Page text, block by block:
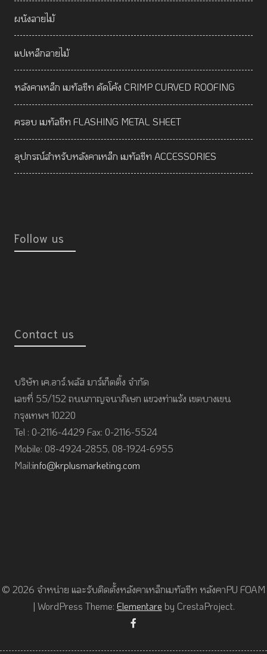
ผนังลายไม้
แปเหล็กลายไม้
หลังคาเหล็ก เมทัลชีท ดัดโค้ง CRIMP CURVED ROOFING
ครอบ เมทัลชีท FLASHING METAL SHEET
อุปกรณ์สำหรับหลังคาเหล็ก เมทัลชีท ACCESSORIES
Follow us
Contact us
บริษัท เค.อาร์.พลัส มาร์เก็ตติ้ง จำกัด
เลขที่ 55/152 ถนนกาญจนาภิเษก แขวงท่าแร้ง เขตบางเขน
กรุงเทพฯ 10220
Tel : 0-2116-4429 Fax: 0-2116-5524
Mobile: 08-4924-2855, 08-1924-6955
Mail:info@krplusmarketing.com
© 2026 จำหน่าย และรับติดตั้งหลังคาเหล็กเมทัลชีท หลังคาPU FOAM
| WordPress Theme: Elementare by CrestaProject.